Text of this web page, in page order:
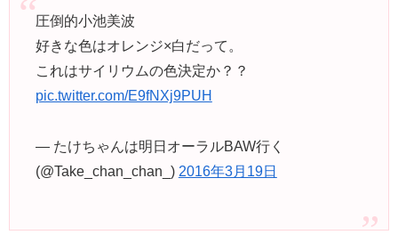
圧倒的小池美波
好きな色はオレンジ×白だって。
これはサイリウムの色決定か？？
pic.twitter.com/E9fNXj9PUH
— たけちゃんは明日オーラルBAW行く
(@Take_chan_chan_) 2016年3月19日